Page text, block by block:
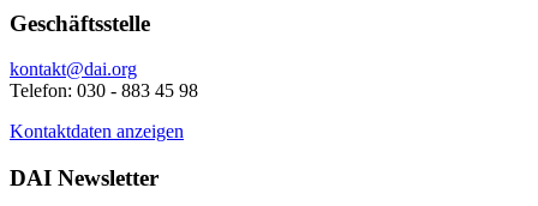
Geschäftsstelle
kontakt@dai.org
Telefon: 030 - 883 45 98
Kontaktdaten anzeigen
DAI Newsletter